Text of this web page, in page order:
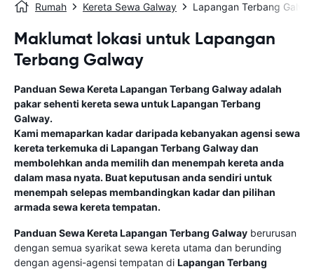
Rumah Kereta Sewa Galway Lapangan Terbang
Maklumat lokasi untuk Lapangan
Terbang Galway
Panduan Sewa KeretaLapangan Terbang Galwayadalah
pakar sehenti kereta sewa untukLapangan Terbang
Galway.
Kami memaparkan kadar daripada kebanyakan agensi sewa
kereta terkemuka di Lapangan Terbang Galwaydan
membolehkan anda memilih dan menempah kereta anda
dalam masa nyata. Buat keputusan anda sendiri untuk
menempah selepas membandingkan kadar dan pilihan
armada sewa kereta tempatan.
Panduan Sewa KeretaLapangan Terbang Galway berurusan
dengan semua syarikat sewa kereta utama dan berunding
dengan agensi-agensi tempatan di Lapangan Terbang